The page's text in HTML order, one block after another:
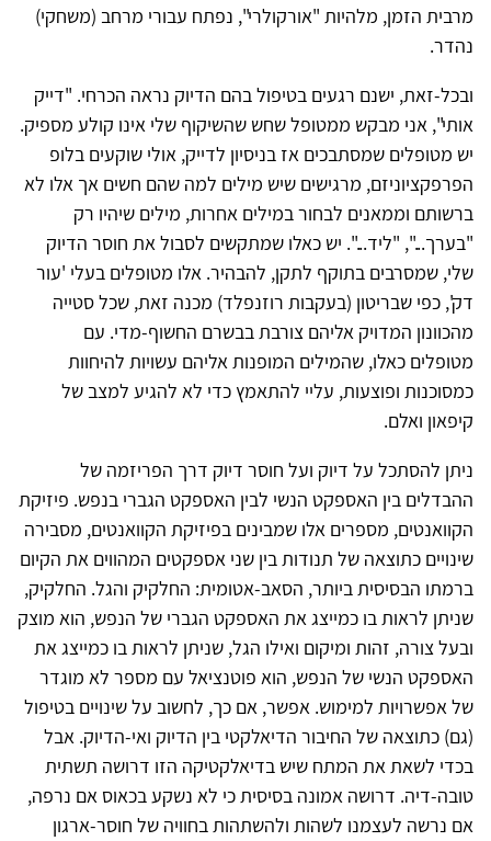
מרבית הזמן, מלהיות "אורקולרי", נפתח עבורי מרחב (משחקי)
נהדר.
ובכל-זאת, ישנם רגעים בטיפול בהם הדיוק נראה הכרחי. "דייק
אותי", אני מבקש ממטופל שחש שהשיקוף שלי אינו קולע מספיק.
יש מטופלים שמסתבכים אז בניסיון לדייק, אולי שוקעים בלופ
הפרפקציוניזם, מרגישים שיש מילים למה שהם חשים אך אלו לא
ברשותם וממאנים לבחור במילים אחרות, מילים שיהיו רק
"בערך...", "ליד...". יש כאלו שמתקשים לסבול את חוסר הדיוק
שלי, שמסרבים בתוקף לתקן, להבהיר. אלו מטופלים בעלי 'עור
דק', כפי שבריטון (בעקבות רוזנפלד) מכנה זאת, שכל סטייה
מהכוונון המדויק אליהם צורבת בבשרם החשוף-מדי. עם
מטופלים כאלו, שהמילים המופנות אליהם עשויות להיחוות
כמסוכנות ופוצעות, עליי להתאמץ כדי לא להגיע למצב של
קיפאון ואלם.
ניתן להסתכל על דיוק ועל חוסר דיוק דרך הפריזמה של
ההבדלים בין האספקט הנשי לבין האספקט הגברי בנפש. פיזיקת
הקוואנטים, מספרים אלו שמבינים בפיזיקת הקוואנטים, מסבירה
שינויים כתוצאה של תנודות בין שני אספקטים המהווים את הקיום
ברמתו הבסיסית ביותר, הסאב-אטומית: החלקיק והגל. החלקיק,
שניתן לראות בו כמייצג את האספקט הגברי של הנפש, הוא מוצק
ובעל צורה, זהות ומיקום ואילו הגל, שניתן לראות בו כמייצג את
האספקט הנשי של הנפש, הוא פוטנציאל עם מספר לא מוגדר
של אפשרויות למימוש. אפשר, אם כך, לחשוב על שינויים בטיפול
(גם) כתוצאה של החיבור הדיאלקטי בין הדיוק ואי-הדיוק. אבל
בכדי לשאת את המתח שיש בדיאלקטיקה הזו דרושה תשתית
טובה-דיה. דרושה אמונה בסיסית כי לא נשקע בכאוס אם נרפה,
אם נרשה לעצמנו לשהות ולהשתהות בחוויה של חוסר-ארגון